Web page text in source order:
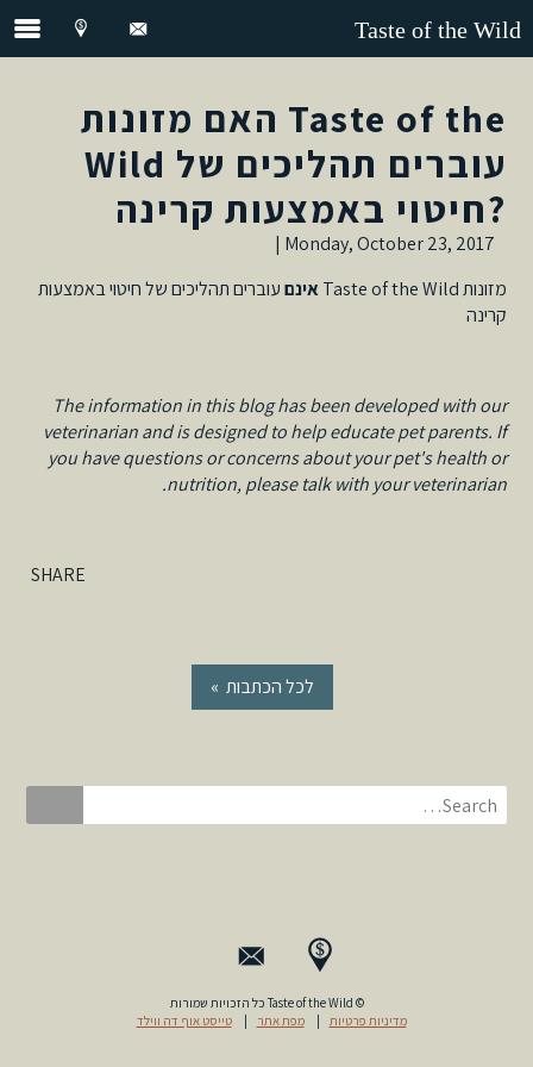
Taste of the Wild
האם מזונות Taste of the
Wild עוברים תהליכים של
חיטוי באמצעות קרינה?
Monday, October 23, 2017 |
מזונות Taste of the Wild
אינםעוברים תהליכים של חיטוי באמצעות
קרינה
The information in this blog has been developed with our
veterinarian and is designed to help educate pet parents. If
you have questions or concerns about your pet's health or
nutrition, please talk with your veterinarian.
SHARE
« לכל הכתבות
© Taste of the Wild כל הזכויות שמורות
מדיניות פרטיות
מפת אתר טייסט אוף דה ווילד